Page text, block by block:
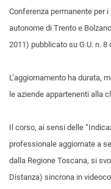
Conferenza permanente per
autonome di Trento e
2011) pubblicato su G.U. n. 8
L’aggiornamento ha durata,
le aziende appartenenti alla
Il corso, ai sensi delle
professionale aggiornate a
dalla Regione Toscana, si
Distanza) sincrona in